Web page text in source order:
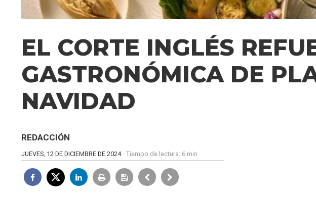
EL CORTE INGLÉS
GASTRONÓMICA DE
NAVIDAD
REDACCIÓN
JUEVES, 12 DE DICIEMBRE DE 2024 Tiempo de lectura: 6 min